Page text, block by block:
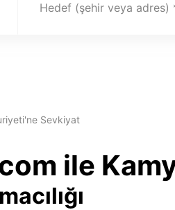
Hedef (şehir veya adres)
Sevkiyat
ile